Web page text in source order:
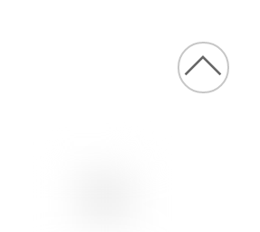
Back
to